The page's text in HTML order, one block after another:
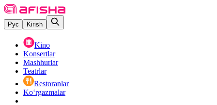
Рус Kirish
Kino
Konsertlar
Mashhurlar
Teatrlar
Restoranlar
Ko‘rgazmalar